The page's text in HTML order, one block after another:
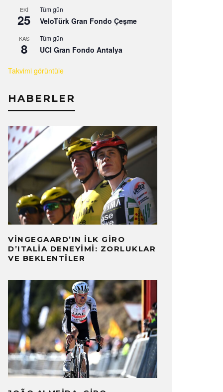
EKI
25
Tüm gün
VeloTürk Gran Fondo Çeşme
KAS
8
Tüm gün
UCI Gran Fondo Antalya
Takvimi görüntüle
HABERLER
VINGEGAARD’IN İLK GIRO
D’ITALIA DENEYIMI: ZORLUKLAR
VE BEKLENTILER